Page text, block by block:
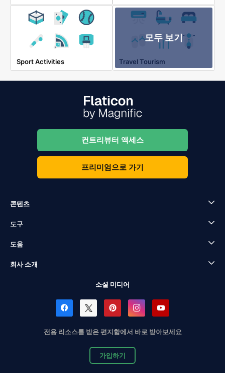
Sport Activities
모두 보기
Travel Tourism
컨트리뷰터 액세스
프리미엄으로 가기
콘텐츠
도구
도움
회사 소개
소셜 미디어
전용 리소스를 받은 편지함에서 바로 받아보세요
가입하기